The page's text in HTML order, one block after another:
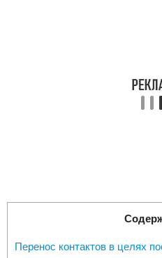
Перенос контактов в целях